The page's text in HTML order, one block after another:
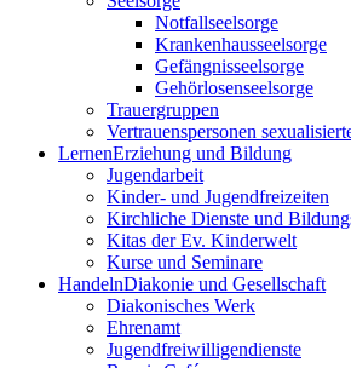
Notfallseelsorge
Krankenhausseelsorge
Gefängnisseelsorge
Gehörlosenseelsorge
Trauergruppen
Vertrauenspersonen
LernenErziehung und Bildung
Jugendarbeit
Kinder- und Jugendfreizeiten
Kirchliche Dienste und
Kitas der Ev. Kinderwelt
Kurse und Seminare
HandelnDiakonie und Gesellschaft
Diakonisches Werk
Ehrenamt
Jugendfreiwilligendienste